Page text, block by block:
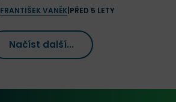
FRANTIŠEK VANĚK| PŘED 5 LETY
Načíst další...